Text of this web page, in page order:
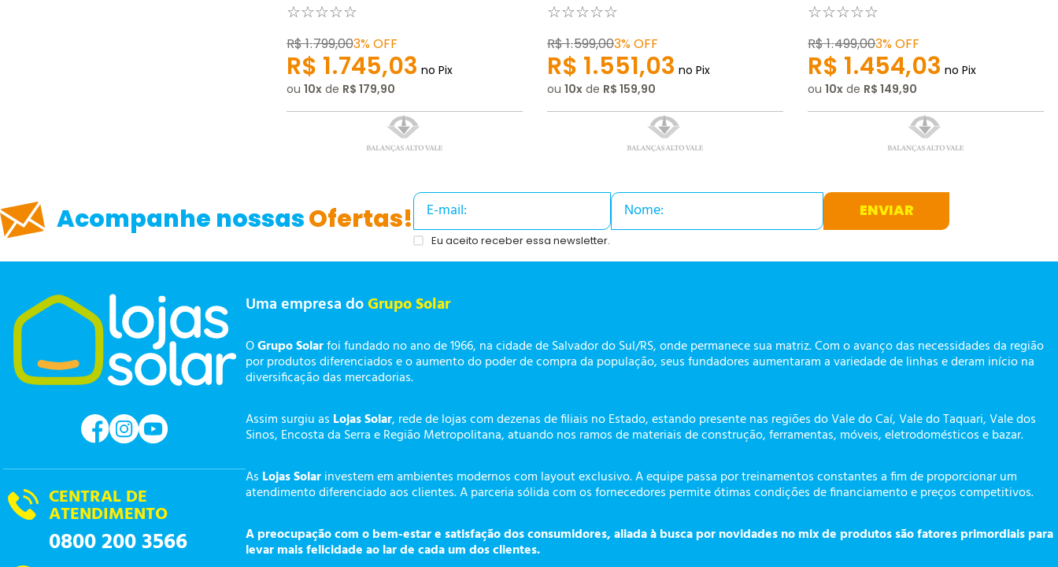
☆☆☆☆☆
R$1.799,003%OFF
R$ 1.745,03 no Pix
ou 10 de R$ 179,90
☆☆☆☆☆
R$1.599,003%OFF
R$ 1.551,03 no Pix
ou 10 de R$ 159,90
☆☆☆☆☆
R$1.499,003%OFF
R$ 1.454,03 no Pix
ou10 de R$ 149,90
Acompanhe nossasOfertas! ENVIAR
Eu aceito receber essa newsletter.
CENTRAL DE
ATENDIMENTO
0800 200 3566
Uma empresa doGrupo Solar
OGrupo Solarfoi fundado no ano de 1966, na cidade de Salvador do Sul/RS, onde permanece sua matriz. Com o avanço das necessidades da região
por produtos diferenciados e o aumento do poder de compra da população, seus fundadores aumentaram a variedade de linhas e deram início na
diversificação das mercadorias.
Assim surgiu as Lojas Solar, rede de lojas com dezenas de filiais no Estado, estando presente nas regiões do Vale do Caí, Vale do Taquari, Vale dos
Sinos, Encosta da Serra e Região Metropolitana, atuando nos ramos de materiais de construção, ferramentas, móveis, eletrodomésticos e bazar.
As Lojas Solarinvestem em ambientes modernos com layout exclusivo. A equipe passa por treinamentos constantes a fim de proporcionar um
atendimento diferenciado aos clientes. A parceria sólida com os fornecedores permite ótimas condições de financiamento e preços competitivos.
A preocupação com o bem-estar e satisfação dos consumidores, aliada à busca por novidades no mix de produtos são fatores primordiais para
levar mais felicidade ao lar de cada um dos clientes.